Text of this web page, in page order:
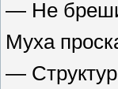
— Не бреши
Муха
—